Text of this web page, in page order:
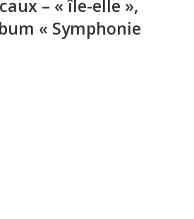
– « île-elle »,
« Symphonie